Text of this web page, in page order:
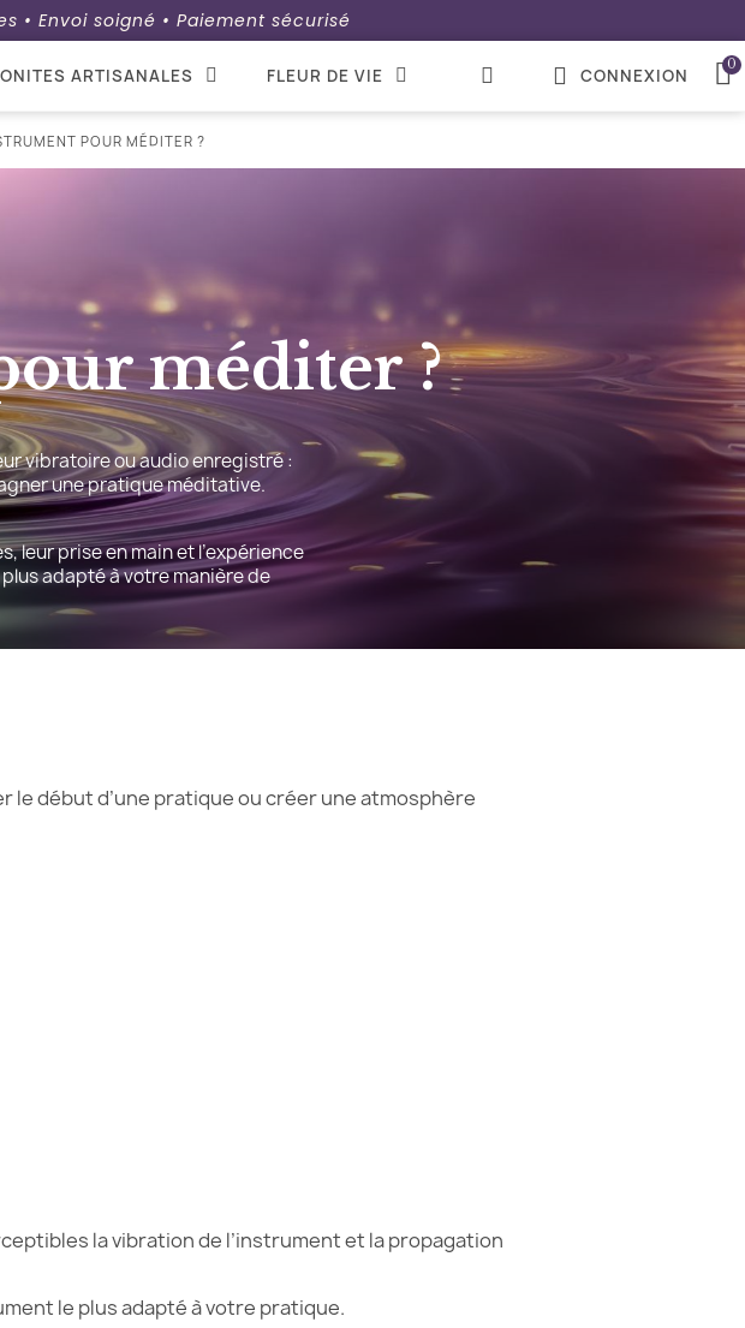
• Envoi soigné • Paiement sécurisé
ARTISANALES FLEUR DE VIE CONNEXION
POUR MÉDITER ?
méditer ?
vibratoire ou audio enregistré :
une pratique méditative.
leur prise en main et l’expérience
adapté à votre manière de
début d’une pratique ou créer une atmosphère
la vibration de l’instrument et la propagation
le plus adapté à votre pratique.